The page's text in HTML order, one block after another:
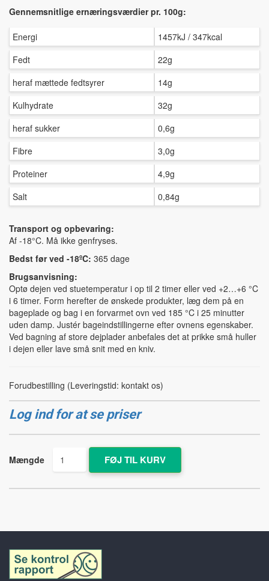
Gennemsnitlige ernæringsværdier pr. 100g:
Energi
1457kJ / 347kcal
Fedt
22g
heraf mættede fedtsyrer
14g
Kulhydrate
32g
heraf sukker
0,6g
Fibre
3,0g
Proteiner
4,9g
Salt
0,84g
Transport og opbevaring:
Af -18°C. Må ikke genfryses.
Bedst før ved -18ºC: 365 dage
Brugsanvisning:
Optø dejen ved stuetemperatur i op til 2 timer eller ved +2…+6 °C
i 6 timer. Form herefter de ønskede produkter, læg dem på en
bageplade og bag i en forvarmet ovn ved 185 °C i 25 minutter
uden damp. Justér bageindstillingerne efter ovnens egenskaber.
Ved bagning af store dejplader anbefales det at prikke små huller
i dejen eller lave små snit med en kniv.
Forudbestilling (Leveringstid: kontakt os)
Log ind for at se priser
Mængde